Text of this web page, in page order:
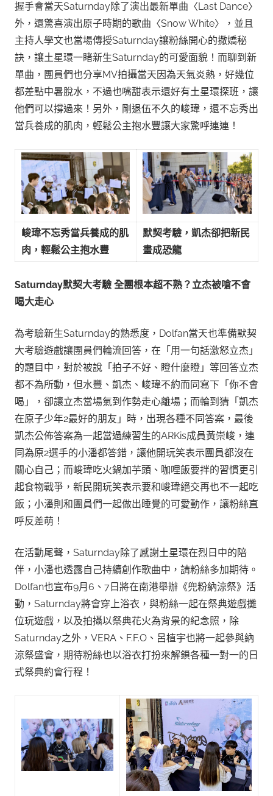
握手會當天Saturnday除了演出最新單曲〈Last Dance〉
外，還驚喜演出原子時期的歌曲〈Snow White〉，並且
主持人學文也當場傳授Saturnday讓粉絲開心的撒嬌秘
訣，讓土星環一睹新生Saturnday的可愛面貌！而聊到新
單曲，團員們也分享MV拍攝當天因為天氣炎熱，好幾位
都差點中暑脫水，不過也嘴甜表示還好有土星環探班，讓
他們可以撐過來！另外，剛退伍不久的峻瑋，還不忘秀出
當兵養成的肌肉，輕鬆公主抱水豐讓大家驚呼連連！
峻瑋不忘秀當兵養成的肌
肉，輕鬆公主抱水豐
默契考驗，凱杰卻把新民
畫成恐龍
Saturnday默契大考驗 全團根本超不熟？立杰被嗆不會
喝大走心
為考驗新生Saturnday的熟悉度，Dolfan當天也準備默契
大考驗遊戲讓團員們輪流回答，在「用一句話激怒立杰」
的題目中，對於被說「拍子不好、瞪什麼瞪」等回答立杰
都不為所動，但水豐、凱杰、峻瑋不約而同寫下「你不會
喝」，卻讓立杰當場氣到作勢走心離場；而輪到猜「凱杰
在原子少年2最好的朋友」時，出現各種不同答案，最後
凱杰公佈答案為一起當過練習生的ARKis成員黃崇峻，連
同為原2選手的小潘都答錯，讓他開玩笑表示團員都沒在
關心自己；而峻瑋吃火鍋加芋頭、咖哩飯要拌的習慣更引
起食物戰爭，新民開玩笑表示要和峻瑋絕交再也不一起吃
飯；小潘則和團員們一起做出睡覺的可愛動作，讓粉絲直
呼反差萌！
在活動尾聲，Saturnday除了感謝土星環在烈日中的陪
伴，小潘也透露自己持續創作歌曲中，請粉絲多加期待。
Dolfan也宣布9月6、7日將在南港舉辦《兜粉納涼祭》活
動，Saturnday將會穿上浴衣，與粉絲一起在祭典遊戲攤
位玩遊戲，以及拍攝以祭典花火為背景的紀念照，除
Saturnday之外，VERA、F.F.O、呂植宇也將一起參與納
涼祭盛會，期待粉絲也以浴衣打扮來解鎖各種一對一的日
式祭典約會行程！